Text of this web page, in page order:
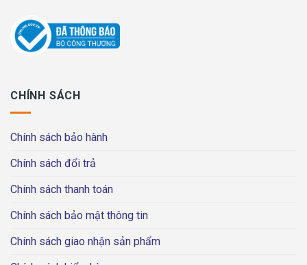
CHÍNH SÁCH
Chính sách bảo hành
Chính sách đổi trả
Chính sách thanh toán
Chính sách bảo mật thông tin
Chính sách giao nhận sản phẩm